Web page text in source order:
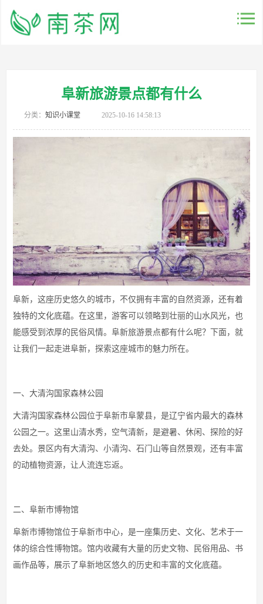
阜新旅游景点都有什么
分类： 知识小课堂 2025-10-16 14:58:13
阜新，这座历史悠久的城市，不仅拥有丰富的自然资源，还有着
独特的文化底蕴。在这里，游客可以领略到壮丽的山水风光，也
能感受到浓厚的民俗风情。阜新旅游景点都有什么呢？下面，就
让我们一起走进阜新，探索这座城市的魅力所在。
一、大清沟国家森林公园
大清沟国家森林公园位于阜新市阜蒙县，是辽宁省内最大的森林
公园之一。这里山清水秀，空气清新，是避暑、休闲、探险的好
去处。景区内有大清沟、小清沟、石门山等自然景观，还有丰富
的动植物资源，让人流连忘返。
二、阜新市博物馆
阜新市博物馆位于阜新市中心，是一座集历史、文化、艺术于一
体的综合性博物馆。馆内收藏有大量的历史文物、民俗用品、书
画作品等，展示了阜新地区悠久的历史和丰富的文化底蕴。